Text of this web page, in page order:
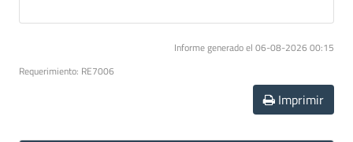
Informe generado el 06-08-2026 00:15
Requerimiento: RE7006
Imprimir